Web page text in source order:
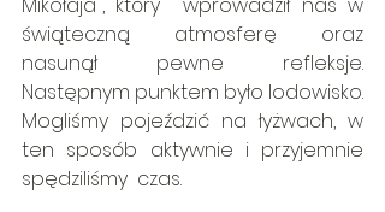
świąteczną atmosferę oraz
nasunął pewne refleksje.
Następnym punktem było lodowisko.
Mogliśmy pojeździć na łyżwach, w
ten sposób aktywnie i przyjemnie
spędziliśmy  czas.